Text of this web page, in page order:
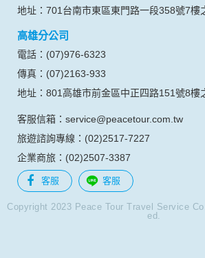
提供的個人資訊，這些廣告廠商、或連結網
公司不負任何連帶責任。
本網站將在事前或註冊登錄取得您的同意後
或電子郵件給您。本公司除了在該資料或
本公司發送，也會在該資料或電子郵件上提
收這些資料或電子郵件的方法及說明。
資料使用:
本公司不會向任何人出售或出借您的個人識
資料：
1.遵守法令或政府機關的要求；或我們發覺
違反本公司旗下網站的會員條款或產品、服
南。
2.為了保護使用者個人隱私，我們無法為您
地址：701台南市東區東門路一段358號7樓
高雄分公司
電話：(07)976-6323
傳真：(07)2163-933
地址：801高雄市前金區中正四路151號8樓
客服信箱：service@peacetour.com.tw
旅遊諮詢專線：(02)2517-7227
企業商旅：(02)2507-3387
客服 客服
Copyright 2023 Peace Tour Travel Service
ed.